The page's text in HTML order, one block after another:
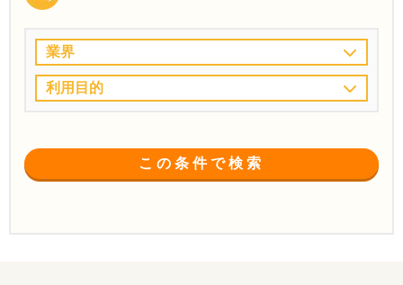
業界
利用目的
この条件で検索